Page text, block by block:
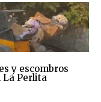
y escombros
La Perlita